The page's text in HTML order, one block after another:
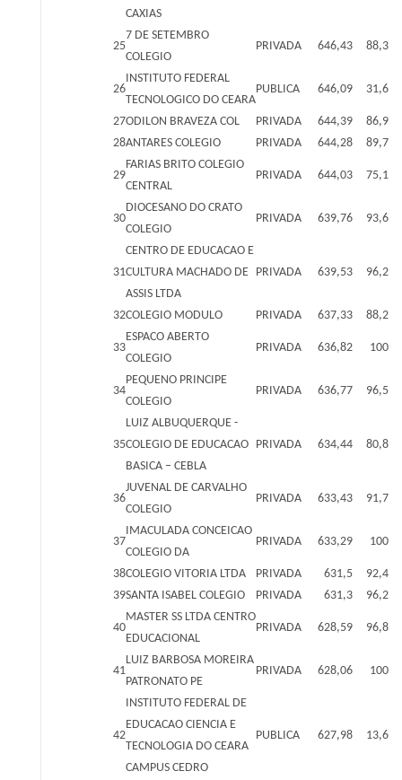
CAXIAS
25
7 DE SETEMBRO
COLEGIO
PRIVADA 646,43 88,3
26
INSTITUTO FEDERAL
TECNOLOGICO DO CEARA
PUBLICA 646,09 31,6
27ODILON BRAVEZA COL PRIVADA 644,39
86,9
28ANTARES COLEGIO PRIVADA 644,28 89,7
29
FARIAS BRITO COLEGIO
CENTRAL
PRIVADA 644,03 75,1
30
DIOCESANO DO CRATO
COLEGIO
PRIVADA 639,76 93,6
31
CENTRO DE EDUCACAO E
CULTURA MACHADO DE
ASSIS LTDA
PRIVADA 639,53 96,2
32COLEGIO MODULO PRIVADA 637,33 88,2
33
ESPACO ABERTO
COLEGIO
PRIVADA 636,82 100
34
PEQUENO PRINCIPE
COLEGIO
PRIVADA 636,77 96,5
35
LUIZ ALBUQUERQUE -
COLEGIO DE EDUCACAO
BASICA – CEBLA
PRIVADA 634,44 80,8
36
JUVENAL DE CARVALHO
COLEGIO
PRIVADA 633,43 91,7
37
IMACULADA CONCEICAO
COLEGIO DA
PRIVADA 633,29 100
38COLEGIO VITORIA LTDA PRIVADA 631,5
92,4
39SANTA ISABEL COLEGIO PRIVADA 631,3 96,2
40
MASTER SS LTDA CENTRO
EDUCACIONAL
PRIVADA 628,59 96,8
41
LUIZ BARBOSA MOREIRA
PATRONATO PE
PRIVADA 628,06 100
42
INSTITUTO FEDERAL DE
EDUCACAO CIENCIA E
TECNOLOGIA DO CEARA
CAMPUS CEDRO
PUBLICA 627,98 13,6